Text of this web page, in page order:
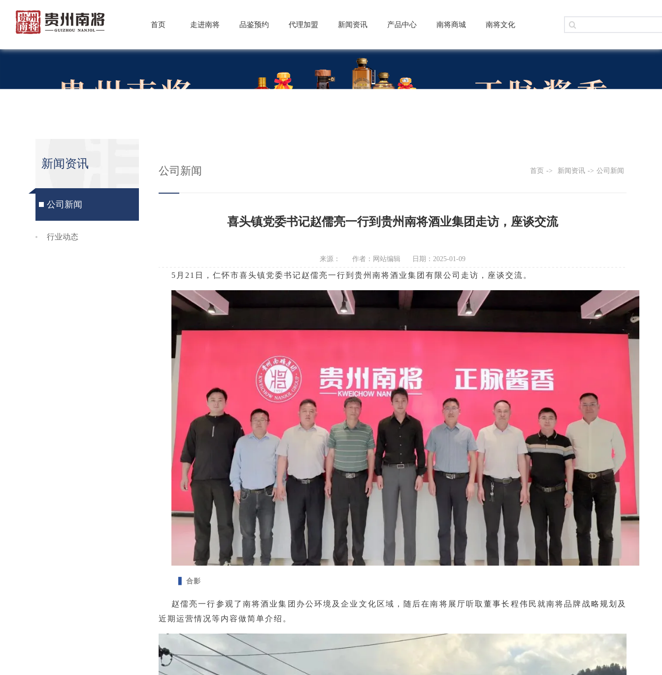
首页 走进南将 品鉴预约 代理加盟 新闻资讯 产品中心 南将商城 南将文化
新闻资讯
公司新闻
行业动态
公司新闻 首页 -> 新闻资讯 -> 公司新闻
喜头镇党委书记赵儒亮一行到贵州南将酒业集团走访，座谈交流
来源： 作者：网站编辑 日期：2025-01-09
5月 21 日，仁怀市喜头镇党委书记赵儒亮一行到 贵州南将酒业集团有限公司 走访， 座谈交流。
合影
赵儒亮一行参观了南将酒业集团办公环境及企业文化区域，随后在南将展厅听取董事长程伟民就南将品牌战略规划及
近期运营情况等内容做简单介绍。